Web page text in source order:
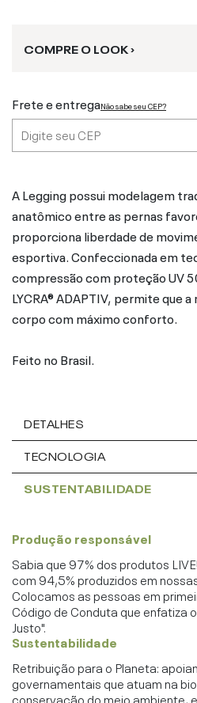
COMPRE O LOOK ›
Frete e entregaNão sabe seu CEP?
A Legging possui modelagem
anatômico entre as pernas
proporciona liberdade de
esportiva. Confeccionada em
compressão com proteção UV
LYCRA® ADAPTIV, permite que
corpo com máximo conforto.
Feito no Brasil.
DETALHES
TECNOLOGIA
SUSTENTABILIDADE
Produção responsável
Sabia que 97% dos produtos
com 94,5% produzidos em
Colocamos as pessoas em
Código de Conduta que enfatiza
Justo".
Sustentabilidade
Retribuição para o Planeta:
governamentais que atuam na
conservação do meio ambiente,